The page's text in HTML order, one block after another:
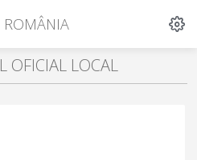
ROMÂNIA
OFICIAL LOCAL